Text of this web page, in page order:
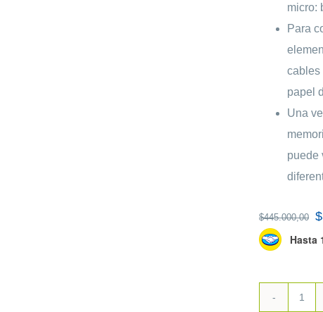
micro:
Para
cables
papel
Una
puede
$445.000,00 $
Hasta